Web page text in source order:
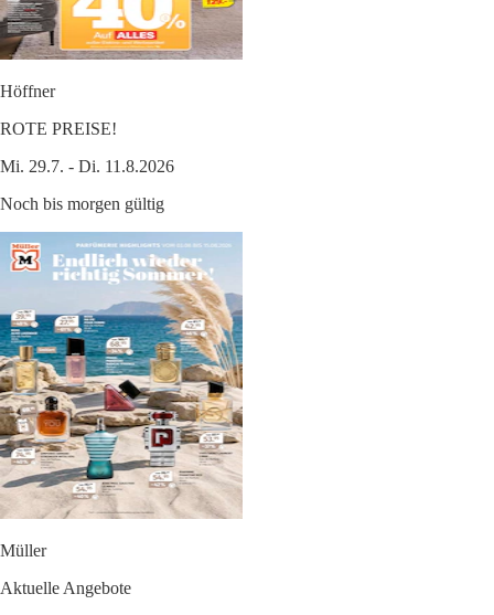
Höffner
ROTE PREISE!
Mi. 29.7. - Di. 11.8.2026
Noch bis morgen gültig
Müller
Aktuelle Angebote